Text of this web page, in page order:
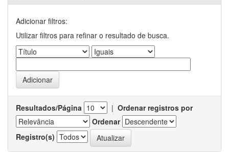
Adicionar filtros:
Utilizar filtros para refinar o resultado de busca.
Resultados/Página | Ordenar registros por
Ordenar
Registro(s)